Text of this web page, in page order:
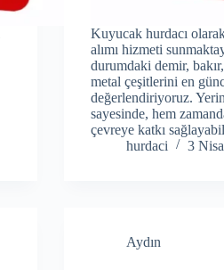
Kuyucak hurdacı
alımı hizmeti
durumdaki demir,
metal çeşitlerini en
değerlendiriyoruz.
sayesinde, hem
çevreye katkı
hurdaci
3
Aydın